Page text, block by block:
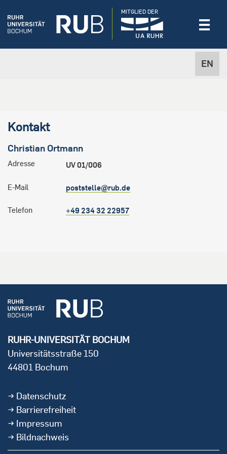
EN
MITGLIED DER
Kontakt
Christian Ortmann
Adresse UV 01/006
E-Mail poststelle@rub.de
Telefon +49 234 32 22957
RUHR-UNIVERSITÄT BOCHUM
Universitätsstraße 150
44801 Bochum
Datenschutz
Barrierefreiheit
Impressum
Bildnachweis